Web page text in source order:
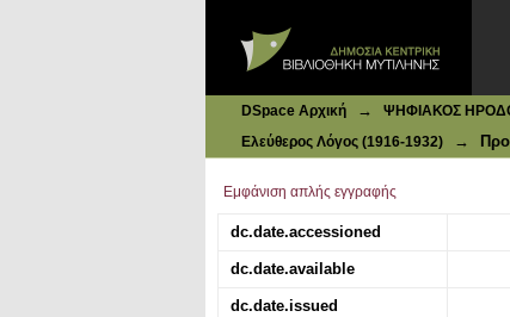
DSpace Αρχική → ΨΗΦΙΑΚΟΣ
Ελεύθερος Λόγος (1916-1932)
→
Εμφάνιση απλής εγγραφής
dc.date.accessioned
dc.date.available
dc.date.issued